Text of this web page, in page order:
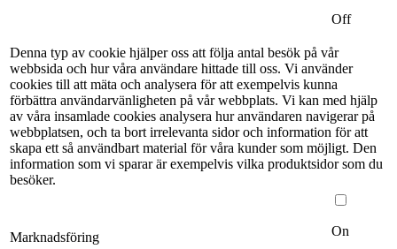
Off
Denna typ av cookie hjälper oss att följa antal besök på vår
webbsida och hur våra användare hittade till oss. Vi använder
cookies till att mäta och analysera för att exempelvis kunna
förbättra användarvänligheten på vår webbplats. Vi kan med hjälp
av våra insamlade cookies analysera hur användaren navigerar på
webbplatsen, och ta bort irrelevanta sidor och information för att
skapa ett så användbart material för våra kunder som möjligt. Den
information som vi sparar är exempelvis vilka produktsidor som du
besöker.
Marknadsföring On